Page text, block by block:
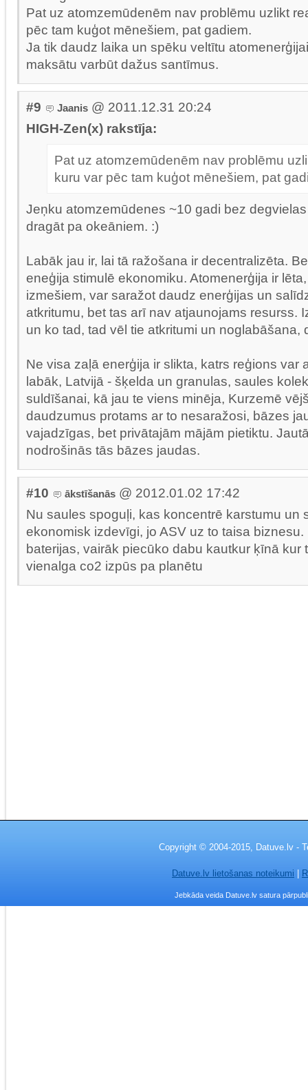
Pat uz atomzemūdenēm nav problēmu uzlikt
pēc tam kuģot mēnešiem, pat gadiem.
Ja tik daudz laika un spēku veltītu
maksātu varbūt dažus santīmus.
#9 Jaanis @ 2011.12.31 20:24
HIGH-Zen(x) rakstīja:
Pat uz atomzemūdenēm nav problēmu
kuru var pēc tam kuģot mēnešiem, pat
Jeņku atomzemūdenes ~10 gadi bez
dragāt pa okeāniem. :)
Labāk jau ir, lai tā ražošana ir decentralizēta.
eneģija stimulē ekonomiku. Atomenerģija ir
izmešiem, var saražot daudz enerģijas un
atkritumu, bet tas arī nav atjaunojams resurss.
un ko tad, tad vēl tie atkritumi un noglabāšana,
Ne visa zaļā enerģija ir slikta, katrs reģions var
labāk, Latvijā - šķelda un granulas, saules
suldīšanai, kā jau te viens minēja, Kurzemē
daudzumus protams ar to nesaražosi, bāzes
vajadzīgas, bet privātajām mājām pietiktu.
nodrošinās tās bāzes jaudas.
#10 ākstīšanās @ 2012.01.02 17:42
Nu saules spoguļi, kas koncentrē karstumu un
ekonomisk izdevīgi, jo ASV uz to taisa biznesu.
baterijas, vairāk piecūko dabu kautkur ķīnā kur
vienalga co2 izpūs pa planētu
Copyright © 2004-2015, Datuve.lv -
Datuve.lv lietošanas noteikumi
Jebkāda veida Datuve.lv satura